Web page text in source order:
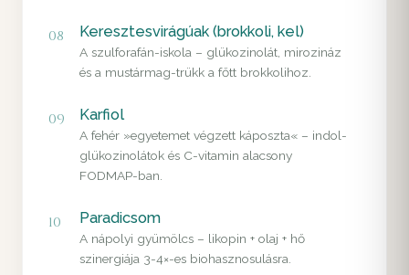
08 Keresztesvirágúak (brokkoli, kel)
A szulforafán-iskola – glükozinolát, mirozináz
és a mustármag-trükk a főtt brokkolihoz.
09 Karfiol
A fehér »egyetemet végzett káposzta« – indol-
glükozinolátok és C-vitamin alacsony
FODMAP-ban.
10 Paradicsom
A nápolyi gyümölcs – likopin + olaj + hő
szinergiája 3-4×-es biohasznosulásra.